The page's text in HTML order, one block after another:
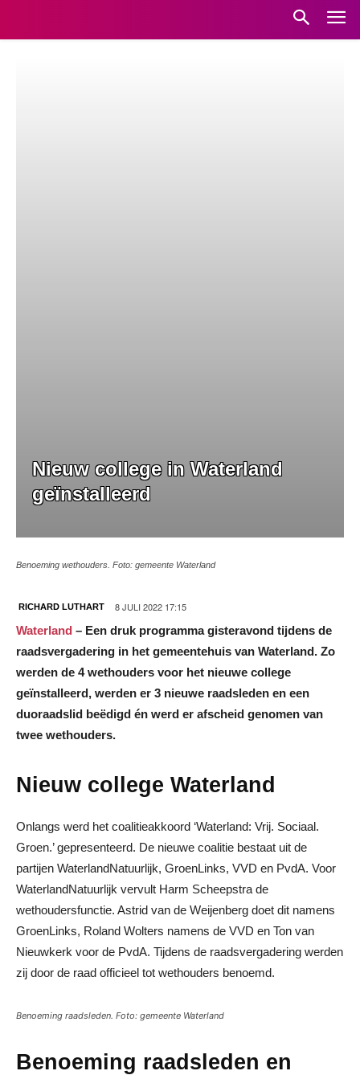
Nieuw college in Waterland
geïnstalleerd
Benoeming wethouders. Foto: gemeente Waterland
RICHARD LUTHART 8 JULI 2022 17:15
Waterland – Een druk programma gisteravond tijdens de
raadsvergadering in het gemeentehuis van Waterland. Zo
werden de 4 wethouders voor het nieuwe college
geïnstalleerd, werden er 3 nieuwe raadsleden en een
duoraadslid beëdigd én werd er afscheid genomen van
twee wethouders.
Nieuw college Waterland
Onlangs werd het coalitieakkoord ‘Waterland: Vrij. Sociaal.
Groen.’ gepresenteerd. De nieuwe coalitie bestaat uit de
partijen WaterlandNatuurlijk, GroenLinks, VVD en PvdA. Voor
WaterlandNatuurlijk vervult Harm Scheepstra de
wethoudersfunctie. Astrid van de Weijenberg doet dit namens
GroenLinks, Roland Wolters namens de VVD en Ton van
Nieuwkerk voor de PvdA. Tijdens de raadsvergadering werden
zij door de raad officieel tot wethouders benoemd.
Benoeming raadsleden. Foto: gemeente Waterland
Benoeming raadsleden en